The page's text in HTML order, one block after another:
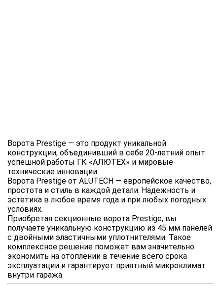
Ворота Prestige — это продукт уникальной
конструкции, объединивший в себе 20-летний опыт
успешной работы ГК «АЛЮТЕХ» и мировые
технические инновации.
Ворота Prestige от ALUTECH — европейское качество,
простота и стиль в каждой детали. Надежность и
эстетика в любое время года и при любых погодных
условиях.
Приобретая секционные ворота Prestige, вы
получаете уникальную конструкцию из 45 мм панелей
с двойными эластичными уплотнителями. Такое
комплексное решение поможет вам значительно
экономить на отоплении в течение всего срока
эксплуатации и гарантирует приятный микроклимат
внутри гаража.